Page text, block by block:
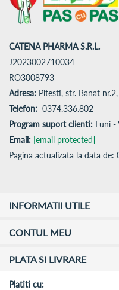
CATENA PHARMA S.R.L.
J2023002710034
RO3008793
Adresa: Pitesti, str. Banat
Telefon: 0374.336.802
Program suport clienti: Luni -
Email: [email protected]
Pagina actualizata la data
INFORMATII UTILE
CONTUL MEU
PLATA SI LIVRARE
Platiti cu: